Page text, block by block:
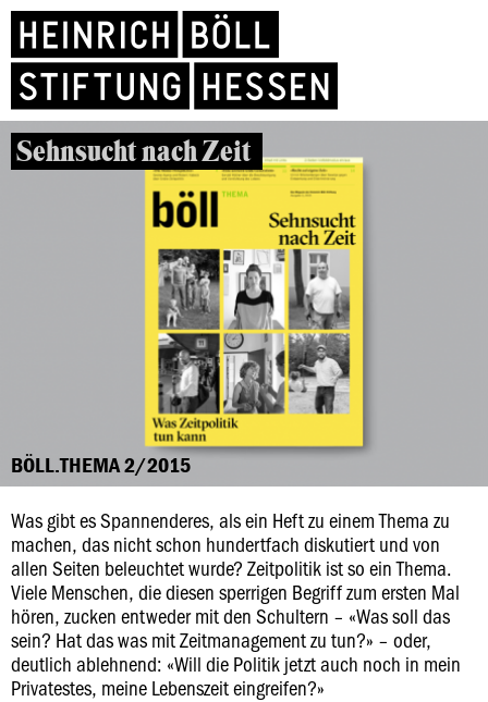
Sehnsucht nach Zeit
BÖLL.THEMA 2/2015
Was gibt es Spannenderes, als ein Heft zu einem Thema zu
machen, das nicht schon hundertfach diskutiert und von
allen Seiten beleuchtet wurde? Zeitpolitik ist so ein Thema.
Viele Menschen, die diesen sperrigen Begriff zum ersten Mal
hören, zucken entweder mit den Schultern – «Was soll das
sein? Hat das was mit Zeitmanagement zu tun?» – oder,
deutlich ablehnend: «Will die Politik jetzt auch noch in mein
Privatestes, meine Lebenszeit eingreifen?»